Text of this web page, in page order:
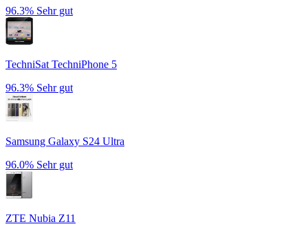
96.3% Sehr gut
TechniSat TechniPhone 5
96.3% Sehr gut
Samsung Galaxy S24 Ultra
96.0% Sehr gut
ZTE Nubia Z11